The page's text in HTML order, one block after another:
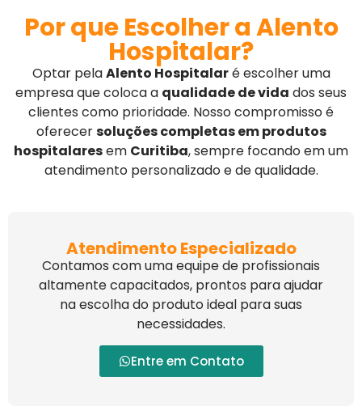
Por que Escolher a Alento
Hospitalar?
Optar pelaAlento Hospitalaré escolher uma
empresa que coloca a qualidade de vida dos seus
clientes como prioridade. Nosso compromisso é
oferecersoluções completas em produtos
hospitalaresem Curitiba, sempre focando em um
atendimento personalizado e de qualidade.
Atendimento Especializado
Contamos com uma equipe de profissionais
altamente capacitados, prontos para ajudar
na escolha do produto ideal para suas
necessidades.
Entre em Contato